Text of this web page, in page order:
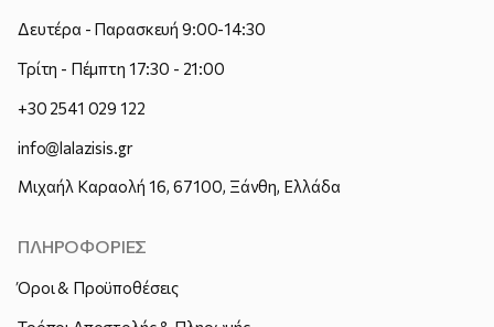
Δευτέρα - Παρασκευή 9:00-14:30
Τρίτη - Πέμπτη 17:30 - 21:00
+30 2541 029 122
info@lalazisis.gr
Μιχαήλ Καραολή 16, 67100, Ξάνθη, Ελλάδα
ΠΛΗΡΟΦΟΡΙΕΣ
Όροι & Προϋποθέσεις